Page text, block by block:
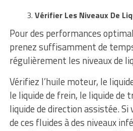
Vérifier Les Niveaux De
Pour des performances
prenez suffisamment de
régulièrement les niveaux de
Vérifiez l’huile moteur, le
le liquide de frein, le liquide de
liquide de direction assistée. Si
de ces fluides à des niveaux